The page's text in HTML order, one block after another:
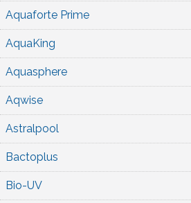
Aquaforte Prime
AquaKing
Aquasphere
Aqwise
Astralpool
Bactoplus
Bio-UV